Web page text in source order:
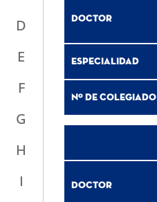
D
E
F
G
H
I
Doctor
Especialidad
Nº de Colegiado
Doctor